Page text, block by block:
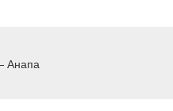
Анапа